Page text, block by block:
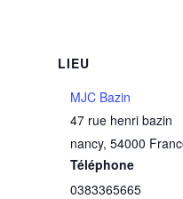
LIEU
MJC Bazin
47 rue henri bazin
nancy, 54000
Téléphone
0383365665